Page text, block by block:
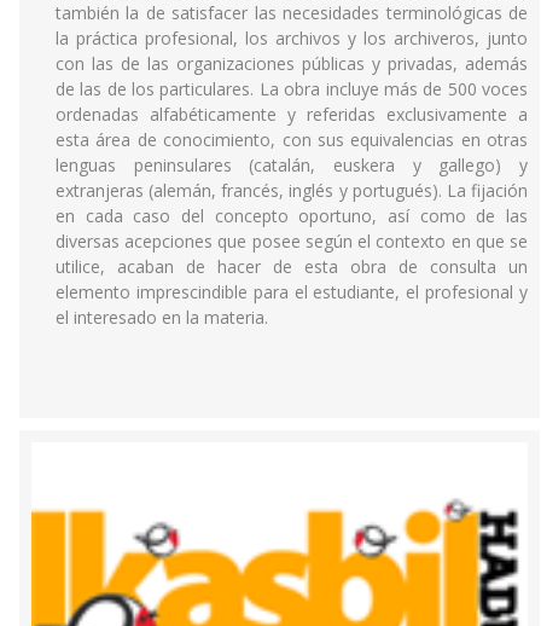
también la de satisfacer las necesidades terminológicas de
la práctica profesional, los archivos y los archiveros, junto
con las de las organizaciones públicas y privadas, además
de las de los particulares. La obra incluye más de 500 voces
ordenadas alfabéticamente y referidas exclusivamente a
esta área de conocimiento, con sus equivalencias en otras
lenguas peninsulares (catalán, euskera y gallego) y
extranjeras (alemán, francés, inglés y portugués). La fijación
en cada caso del concepto oportuno, así como de las
diversas acepciones que posee según el contexto en que se
utilice, acaban de hacer de esta obra de consulta un
elemento imprescindible para el estudiante, el profesional y
el interesado en la materia.